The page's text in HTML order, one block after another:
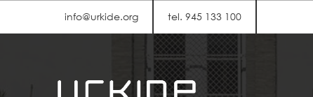
info@urkide.org tel. 945 133 100